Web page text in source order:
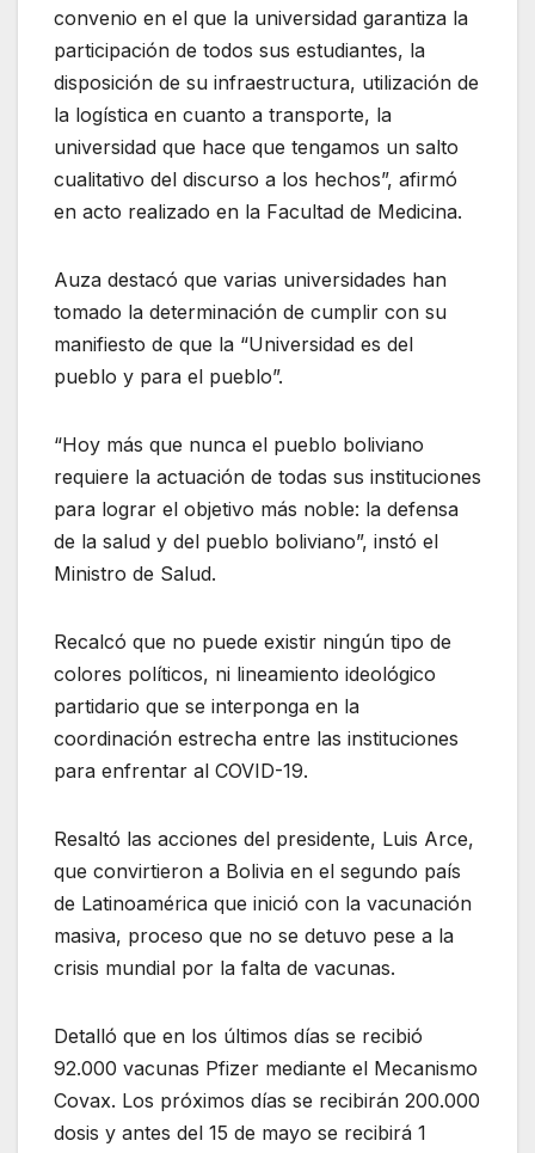
convenio en el que la universidad garantiza la
participación de todos sus estudiantes, la
disposición de su infraestructura, utilización de
la logística en cuanto a transporte, la
universidad que hace que tengamos un salto
cualitativo del discurso a los hechos”, afirmó
en acto realizado en la Facultad de Medicina.
Auza destacó que varias universidades han
tomado la determinación de cumplir con su
manifiesto de que la “Universidad es del
pueblo y para el pueblo”.
“Hoy más que nunca el pueblo boliviano
requiere la actuación de todas sus instituciones
para lograr el objetivo más noble: la defensa
de la salud y del pueblo boliviano”, instó el
Ministro de Salud.
Recalcó que no puede existir ningún tipo de
colores políticos, ni lineamiento ideológico
partidario que se interponga en la
coordinación estrecha entre las instituciones
para enfrentar al COVID-19.
Resaltó las acciones del presidente, Luis Arce,
que convirtieron a Bolivia en el segundo país
de Latinoamérica que inició con la vacunación
masiva, proceso que no se detuvo pese a la
crisis mundial por la falta de vacunas.
Detalló que en los últimos días se recibió
92.000 vacunas Pfizer mediante el Mecanismo
Covax. Los próximos días se recibirán 200.000
dosis y antes del 15 de mayo se recibirá 1